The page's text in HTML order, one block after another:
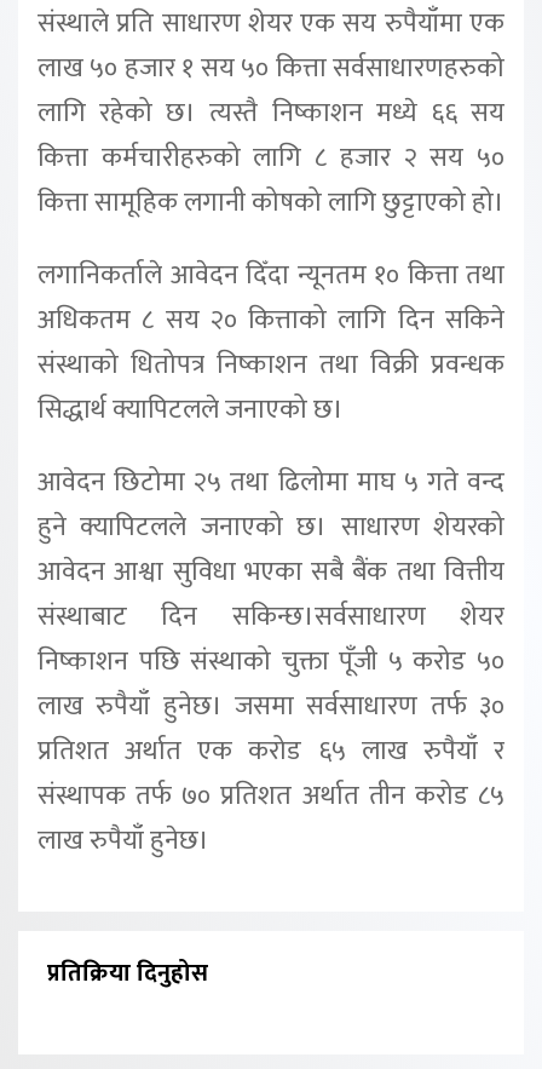
संस्थाले प्रति साधारण शेयर एक सय रुपैयाँमा एक
लाख ५० हजार १ सय ५० कित्ता सर्वसाधारणहरुको
लागि रहेको छ। त्यस्तै निष्काशन मध्ये ६६ सय
कित्ता कर्मचारीहरुको लागि ८ हजार २ सय ५०
कित्ता सामूहिक लगानी कोषको लागि छुट्टाएको हो।
लगानिकर्ताले आवेदन दिँदा न्यूनतम १० कित्ता तथा
अधिकतम ८ सय २० कित्ताको लागि दिन सकिने
संस्थाको धितोपत्र निष्काशन तथा विक्री प्रवन्धक
सिद्धार्थ क्यापिटलले जनाएको छ।
आवेदन छिटोमा २५ तथा ढिलोमा माघ ५ गते वन्द
हुने क्यापिटलले जनाएको छ। साधारण शेयरको
आवेदन आश्वा सुविधा भएका सबै बैंक तथा वित्तीय
संस्थाबाट दिन सकिन्छ।सर्वसाधारण शेयर
निष्काशन पछि संस्थाको चुक्ता पूँजी ५ करोड ५०
लाख रुपैयाँ हुनेछ। जसमा सर्वसाधारण तर्फ ३०
प्रतिशत अर्थात एक करोड ६५ लाख रुपैयाँ र
संस्थापक तर्फ ७० प्रतिशत अर्थात तीन करोड ८५
लाख रुपैयाँ हुनेछ।
प्रतिक्रिया दिनुहोस